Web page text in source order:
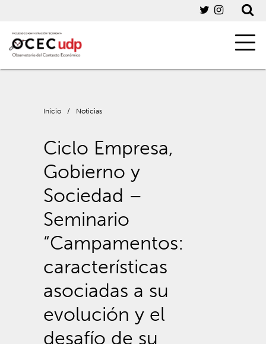
Inicio / Noticias
Ciclo Empresa,
Gobierno y
Sociedad –
Seminario
“Campamentos:
características
asociadas a su
evolución y el
desafío de su